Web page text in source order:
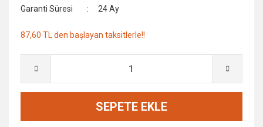
Garanti Süresi
24 Ay
87,60 TL den başlayan taksitlerle!!
SEPETE EKLE